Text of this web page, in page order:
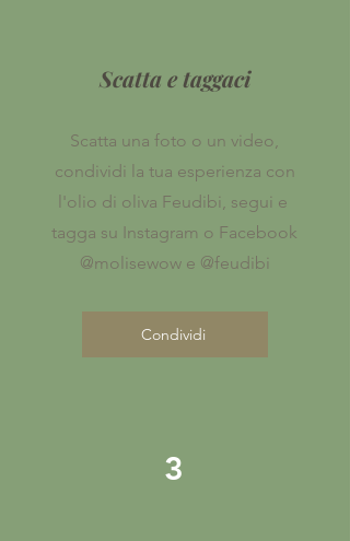
Scatta e taggaci
Scatta una foto o un video,
condividi la tua esperienza con
l'olio di oliva Feudibi, segui e
tagga su Instagram o Facebook
@molisewow e @feudibi
Condividi
3